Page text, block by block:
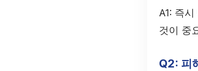
A1: 즉
것이 중
Q2: 피